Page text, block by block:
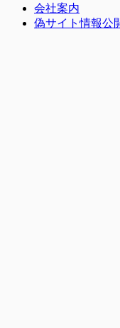
会社案内
偽サイト情報公